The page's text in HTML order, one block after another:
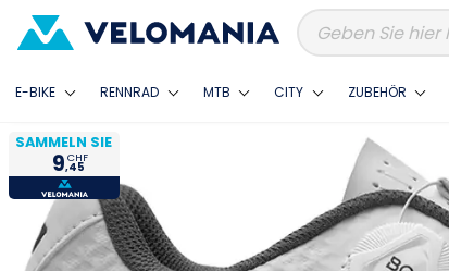
E-BIKE RENNRAD MTB CITY ZUBEHÖR
SAMMELN SIE
9,45
CHF